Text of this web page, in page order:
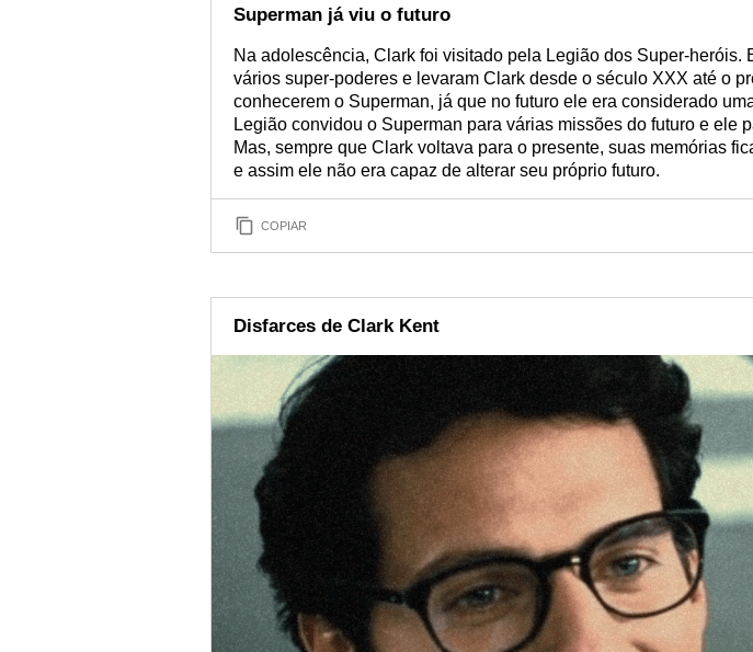
aprofundar na história desse ícone. Venha saber tudo e
Superman já viu o futuro
Na adolescência, Clark foi visitado pela Legião dos Super-heróis.
vários super-poderes e levaram Clark desde o século XXX até o
conhecerem o Superman, já que no futuro ele era considerado
Legião convidou o Superman para várias missões do futuro e ele
Mas, sempre que Clark voltava para o presente, suas memórias
e assim ele não era capaz de alterar seu próprio futuro.
COPIAR
Disfarces de Clark Kent